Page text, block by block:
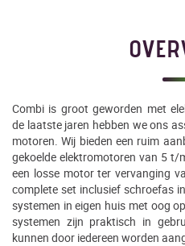
Combi is groot geworden met
de laatste jaren hebben we ons
motoren. Wij bieden een ruim
gekoelde elektromotoren van 5 t/
een losse motor ter vervanging
complete set inclusief schroefas
systemen in eigen huis met oog
systemen zijn praktisch in
kunnen door iedereen worden